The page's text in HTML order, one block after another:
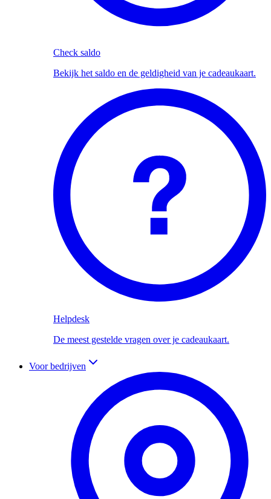
Check saldo
Bekijk het saldo en de geldigheid van je cadeaukaart.
Helpdesk
De meest gestelde vragen over je cadeaukaart.
Voor bedrijven